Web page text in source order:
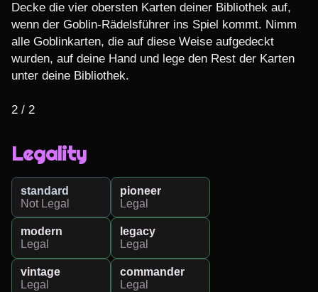
Decke die vier obersten Karten deiner Bibliothek auf,
wenn der Goblin-Rädelsführer ins Spiel kommt. Nimm
alle Goblinkarten, die auf diese Weise aufgedeckt
wurden, auf deine Hand und lege den Rest der Karten
unter deine Bibliothek.
2 / 2
Legality
standard
Not Legal
pioneer
Legal
modern
Legal
legacy
Legal
vintage
Legal
commander
Legal